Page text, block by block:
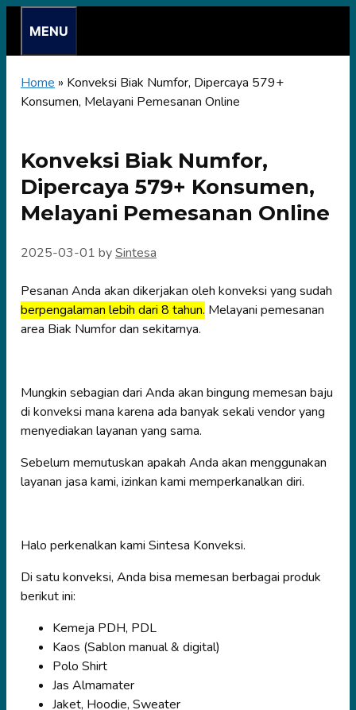
content
MENU
Home » Konveksi Biak Numfor, Dipercaya 579+
Konsumen, Melayani Pemesanan Online
Konveksi Biak Numfor,
Dipercaya 579+ Konsumen,
Melayani Pemesanan Online
2025-03-01 bySintesa
Pesanan Anda akan dikerjakan oleh konveksi yang sudah
berpengalaman lebih dari 8 tahun. Melayani pemesanan
area Biak Numfor dan sekitarnya.
Mungkin sebagian dari Anda akan bingung memesan baju
di konveksi mana karena ada banyak sekali vendor yang
menyediakan layanan yang sama.
Sebelum memutuskan apakah Anda akan menggunakan
layanan jasa kami, izinkan kami memperkanalkan diri.
Halo perkenalkan kami Sintesa Konveksi.
Di satu konveksi, Anda bisa memesan berbagai produk
berikut ini:
Kemeja PDH, PDL
Kaos (Sablon manual & digital)
Polo Shirt
Jas Almamater
Jaket, Hoodie, Sweater